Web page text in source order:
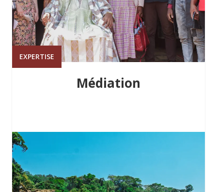
EXPERTISE
Médiation